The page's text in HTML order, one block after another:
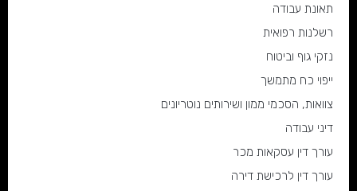
תאונת עבודה
רשלנות רפואית
נזקי גוף וביטוח
ייפוי כח מתמשך
צוואות, הסכמי ממון ושירותים נוטריונים
דיני עבודה
עורך דין עסקאות מכר
עורך דין לרכישת דירה